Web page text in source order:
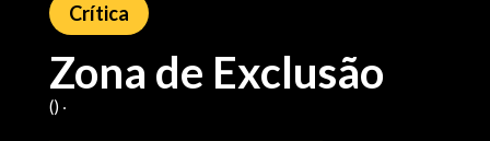
Crítica
Zona de Exclusão
() ‧